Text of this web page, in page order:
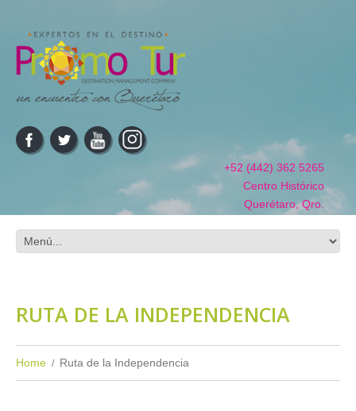
+52 (442) 362 5265
Centro Histórico
Querétaro, Qro.
RUTA DE LA INDEPENDENCIA
Home Ruta de la Independencia